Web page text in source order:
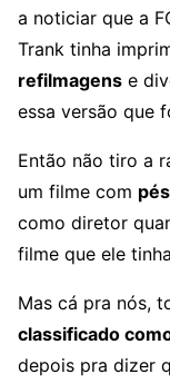
a noticiar que a
Trank tinha
refilmagens e
essa versão que
Então não tiro a
um filme com
como diretor
filme que ele
Mas cá pra nós,
classificado
depois pra dizer